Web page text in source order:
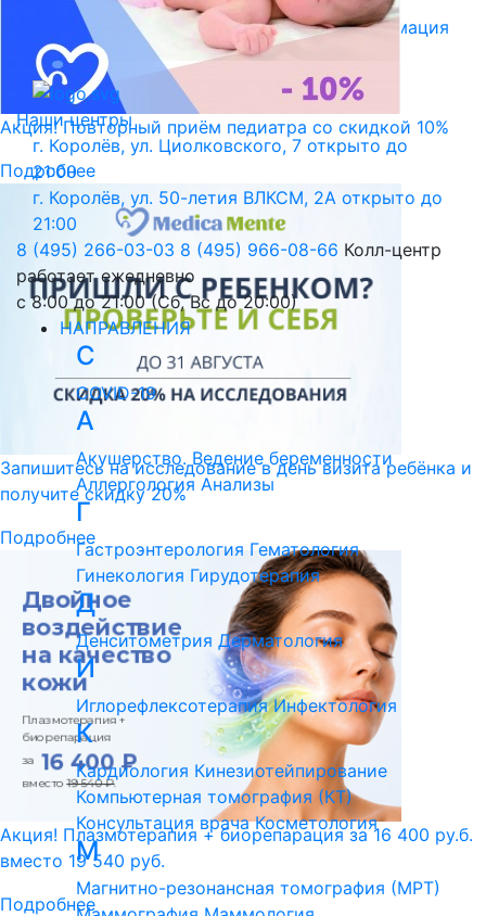
Акция! Повторный приём педиатра со скидкой 10%
Подробнее
Запишитесь на исследование в день визита ребёнка и
получите скидку 20%
Подробнее
Акция! Плазмотерапия + биорепарация за 16 400 ру.б.
вместо 19 540 руб.
Подробнее
Библиотека пациента
Правовая информация
Версия для слабовидящих
Наши центры
г. Королёв, ул. Циолковского, 7 открыто до
21:00
г. Королёв, ул. 50-летия ВЛКСМ, 2А открыто до
21:00
8 (495) 266-03-03 8 (495) 966-08-66 Колл-центр
работает ежедневно
с 8:00 до 21:00 (Сб, Вс до 20:00)
НАПРАВЛЕНИЯ
C
COVID-19
А
Акушерство. Ведение беременности
Аллергология Анализы
Г
Гастроэнтерология Гематология
Гинекология Гирудотерапия
Д
Денситометрия Дерматология
И
Иглорефлексотерапия Инфектология
К
Кардиология Кинезиотейпирование
Компьютерная томография (КТ)
Консультация врача Косметология
М
Магнитно-резонансная томография (МРТ)